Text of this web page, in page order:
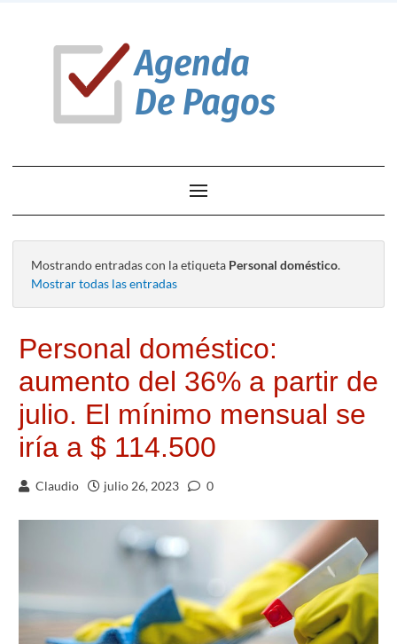
Mostrando entradas con la etiqueta Personal doméstico.
Mostrar todas las entradas
Personal doméstico:
aumento del 36% a partir de
julio. El mínimo mensual se
iría a $ 114.500
Claudio julio 26, 2023 0